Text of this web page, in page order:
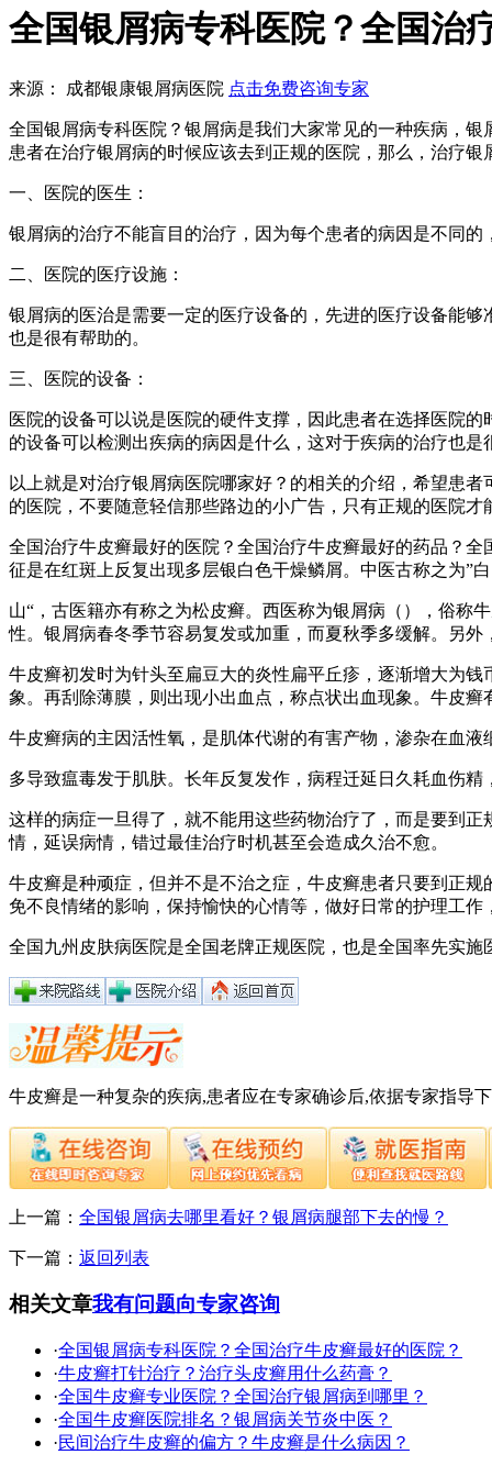
全国银屑病专科医院？全国治
来源： 成都银康银屑病医院 点击免费咨询专家
全国银屑病专科医院？银屑病是我们大家常见的一种疾病，
患者在治疗银屑病的时候应该去到正规的医院，那么，治疗银
一、医院的医生：
银屑病的治疗不能盲目的治疗，因为每个患者的病因是不同
二、医院的医疗设施：
银屑病的医治是需要一定的医疗设备的，先进的医疗设备能
也是很有帮助的。
三、医院的设备：
医院的设备可以说是医院的硬件支撑，因此患者在选择医院
的设备可以检测出疾病的病因是什么，这对于疾病的治疗也是
以上就是对治疗银屑病医院哪家好？的相关的介绍，希望患
的医院，不要随意轻信那些路边的小广告，只有正规的医院才
全国治疗牛皮癣最好的医院？全国治疗牛皮癣最好的药品？
征是在红斑上反复出现多层银白色干燥鳞屑。中医古称之为”白
山“，古医籍亦有称之为松皮癣。西医称为银屑病（），俗称
性。银屑病春冬季节容易复发或加重，而夏秋季多缓解。另
牛皮癣初发时为针头至扁豆大的炎性扁平丘疹，逐渐增大为
象。再刮除薄膜，则出现小出血点，称点状出血现象。牛皮
牛皮癣病的主因活性氧，是肌体代谢的有害产物，渗杂在血
多导致瘟毒发于肌肤。长年反复发作，病程迁延日久耗血伤
这样的病症一旦得了，就不能用这些药物治疗了，而是要到
情，延误病情，错过最佳治疗时机甚至会造成久治不愈。
牛皮癣是种顽症，但并不是不治之症，牛皮癣患者只要到正
免不良情绪的影响，保持愉快的心情等，做好日常的护理工
全国九州皮肤病医院是全国老牌正规医院，也是全国率先实
牛皮癣是一种复杂的疾病,患者应在专家确诊后,依据专家指导
上一篇： 全国银屑病去哪里看好？银屑病腿部下去的慢？
下一篇： 返回列表
相关文章我有问题向专家咨询
·全国银屑病专科医院？全国治疗牛皮癣最好的医院？
·牛皮癣打针治疗？治疗头皮癣用什么药膏？
·全国牛皮癣专业医院？全国治疗银屑病到哪里？
·全国牛皮癣医院排名？银屑病关节炎中医？
·民间治疗牛皮癣的偏方？牛皮癣是什么病因？